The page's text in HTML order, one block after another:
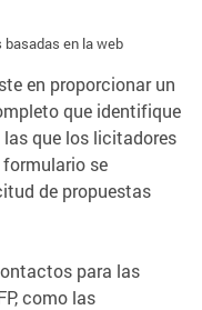
en la web
en proporcionar un
que identifique
que los licitadores
se
de propuestas
para las
como las